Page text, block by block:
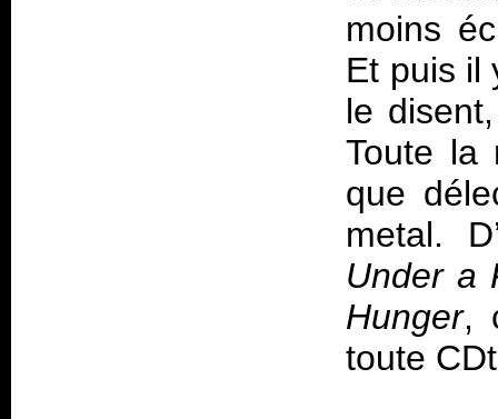
moins
Et puis il
le
Toute la
que
metal.
Under a
Hunger,
toute